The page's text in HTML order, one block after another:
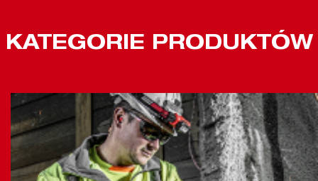
KATEGORIE PRODUKTÓW